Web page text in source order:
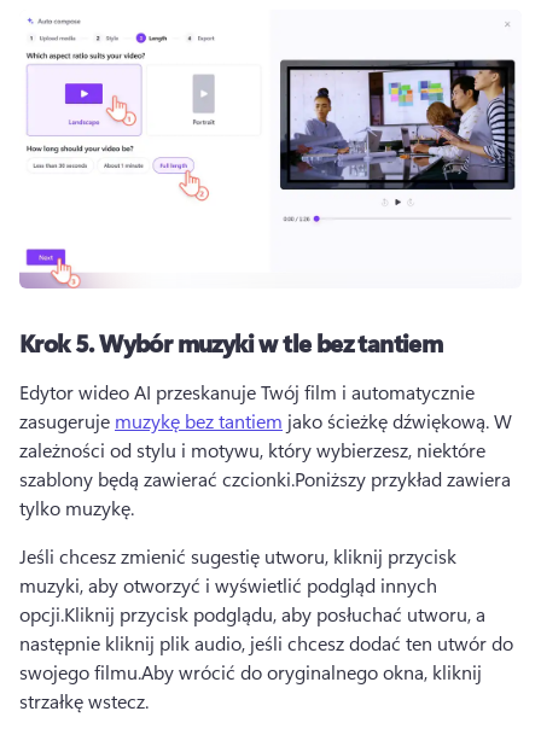
Krok 5.Wybór muzyki w tle bez tantiem
Edytor wideo AI przeskanuje Twój film i automatycznie
zasugeruje muzykę bez tantiem jako ścieżkę dźwiękową. W
zależności od stylu i motywu, który wybierzesz, niektóre
szablony będą zawierać czcionki.Poniższy przykład zawiera
tylko muzykę.
Jeśli chcesz zmienić sugestię utworu, kliknij przycisk
muzyki, aby otworzyć i wyświetlić podgląd innych
opcji.Kliknij przycisk podglądu, aby posłuchać utworu, a
następnie kliknij plik audio, jeśli chcesz dodać ten utwór do
swojego filmu.Aby wrócić do oryginalnego okna, kliknij
strzałkę wstecz.